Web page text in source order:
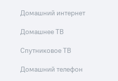
Домашний интернет
Домашнее ТВ
Спутниковое ТВ
Домашний телефон